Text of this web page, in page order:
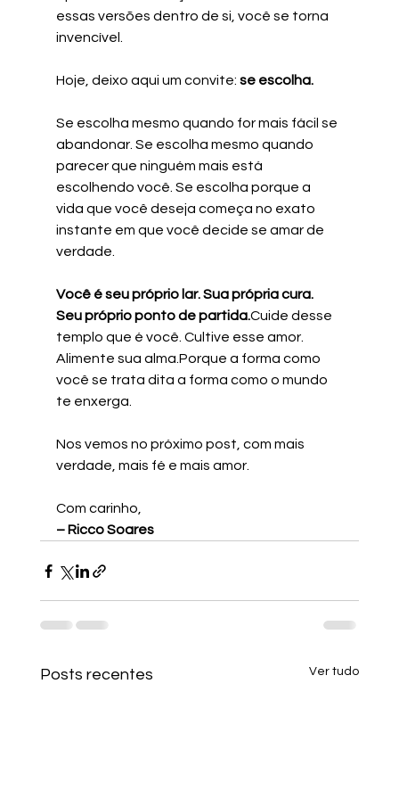
essas versões dentro de si, você se torna
invencível.
Hoje, deixo aqui um convite: se escolha.
Se escolha mesmo quando for mais fácil se
abandonar. Se escolha mesmo quando
parecer que ninguém mais está
escolhendo você. Se escolha porque a
vida que você deseja começa no exato
instante em que você decide se amar de
verdade.
Você é seu próprio lar. Sua própria cura.
Seu próprio ponto de partida.Cuide desse
templo que é você. Cultive esse amor.
Alimente sua alma.Porque a forma como
você se trata dita a forma como o mundo
te enxerga.
Nos vemos no próximo post, com mais
verdade, mais fé e mais amor.
Com carinho,
– Ricco Soares
Posts recentes Ver tudo